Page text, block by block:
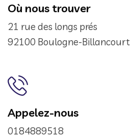
Où nous trouver
21 rue des longs prés
92100 Boulogne-Billancourt
Appelez-nous
0184889518